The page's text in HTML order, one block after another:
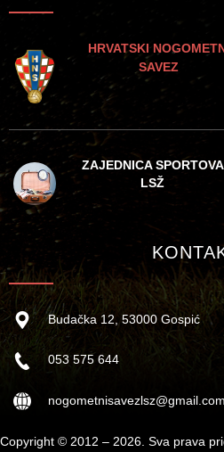
HRVATSKI
SAVEZ
ZAJEDNICA SPORTOVA
LSŽ
Budačka 12, 53000 Gospić
053 575 644
nogometnisavezlsz@gmail.com
Copyright © 2012 – 2026. Sva prava